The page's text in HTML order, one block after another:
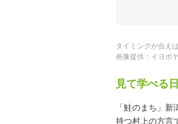
タイミングが合え
画像提供：イヨボ
見て学べる
「鮭のまち」
持つ村上の方言